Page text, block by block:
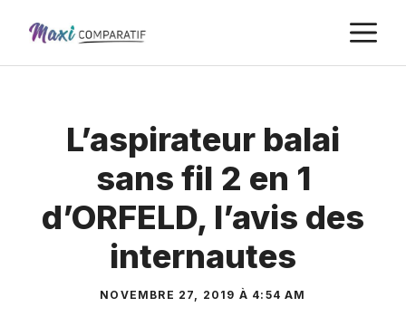
contenu
L’aspirateur balai
sans fil 2 en 1
d’ORFELD, l’avis des
internautes
NOVEMBRE 27, 2019 À 4:54 AM